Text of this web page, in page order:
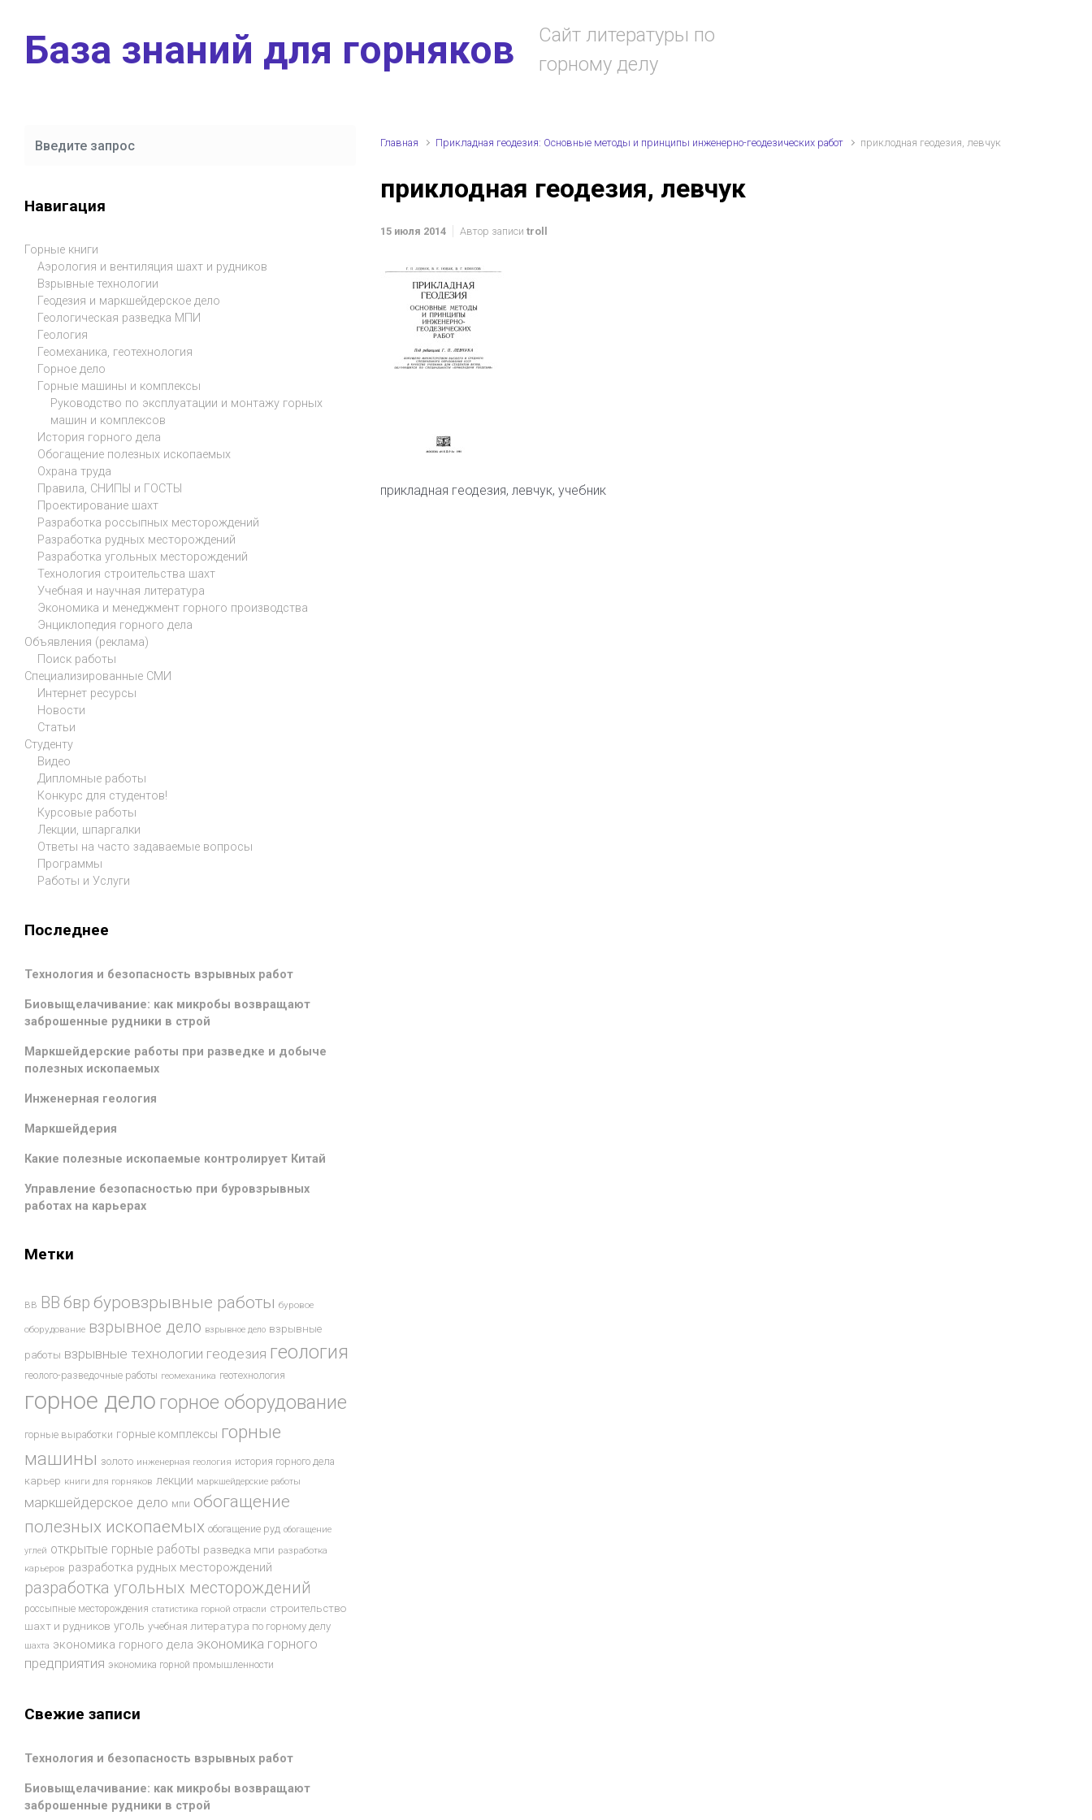
База знаний для горняков
Сайт литературы по
горному делу
Главная Прикладная геодезия: Основные методы и принципы инженерно-геодезических работ приклодная геодезия, левчук
приклодная геодезия, левчук
15 июля 2014 Автор записи troll
прикладная геодезия, левчук, учебник
Навигация
Горные книги
Аэрология и вентиляция шахт и рудников
Взрывные технологии
Геодезия и маркшейдерское дело
Геологическая разведка МПИ
Геология
Геомеханика, геотехнология
Горное дело
Горные машины и комплексы
Руководство по эксплуатации и монтажу горных
машин и комплексов
История горного дела
Обогащение полезных ископаемых
Охрана труда
Правила, СНИПЫ и ГОСТЫ
Проектирование шахт
Разработка россыпных месторождений
Разработка рудных месторождений
Разработка угольных месторождений
Технология строительства шахт
Учебная и научная литература
Экономика и менеджмент горного производства
Энциклопедия горного дела
Объявления (реклама)
Поиск работы
Специализированные СМИ
Интернет ресурсы
Новости
Статьи
Студенту
Видео
Дипломные работы
Конкурс для студентов!
Курсовые работы
Лекции, шпаргалки
Ответы на часто задаваемые вопросы
Программы
Работы и Услуги
Последнее
Технология и безопасность взрывных работ
Биовыщелачивание: как микробы возвращают
заброшенные рудники в строй
Маркшейдерские работы при разведке и добыче
полезных ископаемых
Инженерная геология
Маркшейдерия
Какие полезные ископаемые контролирует Китай
Управление безопасностью при буровзрывных
работах на карьерах
Метки
ВВ ВВ бвр буровзрывные работы буровое
оборудование взрывное дело взрывное дело взрывные
работы взрывные технологии геодезия геология
геолого-разведочные работы геомеханика геотехнология
горное дело горное оборудование
горные выработки горные комплексы горные
машины золото инженерная геология история горного дела
карьер книги для горняков лекции маркшейдерские работы
маркшейдерское дело мпи обогащение
полезных ископаемых обогащение руд обогащение
углей открытые горные работы разведка мпи разработка
карьеров разработка рудных месторождений
разработка угольных месторождений
россыпные месторождения статистика горной отрасли строительство
шахт и рудников уголь учебная литература по горному делу
шахта экономика горного дела экономика горного
предприятия экономика горной промышленности
Свежие записи
Технология и безопасность взрывных работ
Биовыщелачивание: как микробы возвращают
заброшенные рудники в строй